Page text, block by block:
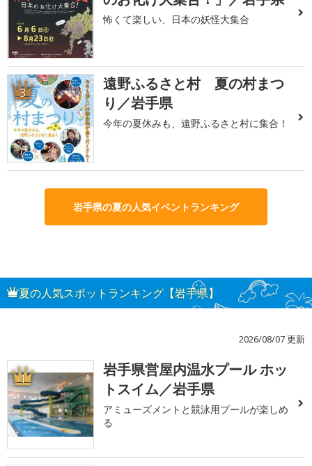
怖くて楽しい、日本の妖怪大集合
3
遠野ふるさと村 夏の村まつ
り／岩手県
今年の夏休みも、遠野ふるさと村に集合！
岩手県の夏の人気イベントランキング
夏の人気スポットランキング【岩手県】
2026/08/07 更新
1
岩手県営屋内温水プール ホッ
トスイム／岩手県
アミューズメントと競泳用プールが楽しめ
る